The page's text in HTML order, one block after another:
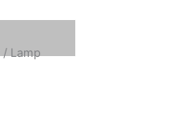
/ Lamp